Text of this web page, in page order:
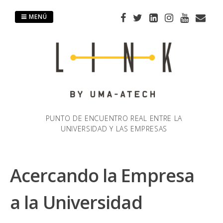
PUNTO DE ENCUENTRO REAL ENTRE LA
UNIVERSIDAD Y LAS EMPRESAS
MENÚ
Acercando la Empresa
a la Universidad